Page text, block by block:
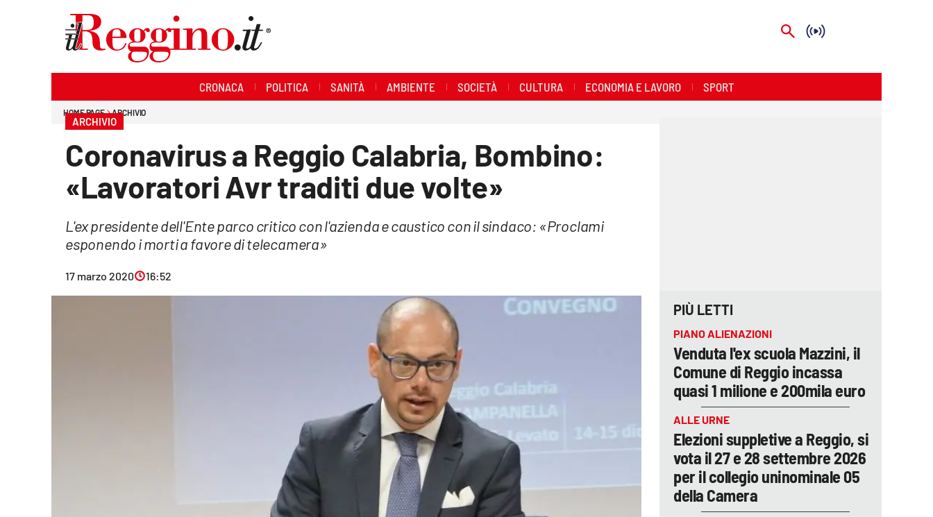
CRONACA POLITICA SANITÀ AMBIENTE SOCIETÀ CULTURA ECONOMIA E LAVORO SPORT
HOME PAGE ARCHIVIO
ARCHIVIO
Coronavirus a Reggio Calabria, Bombino:
«Lavoratori Avr traditi due volte»
L'ex presidente dell'Ente parco critico con l'azienda e caustico con il sindaco: «Proclami
esponendo i morti a favore di telecamera»
17 marzo 2020 16:52
PIÙ LETTI
PIANO ALIENAZIONI
Venduta l'ex scuola Mazzini, il
Comune di Reggio incassa
quasi 1 milione e 200mila euro
ALLE URNE
Elezioni suppletive a Reggio, si
vota il 27 e 28 settembre 2026
per il collegio uninominale 05
della Camera